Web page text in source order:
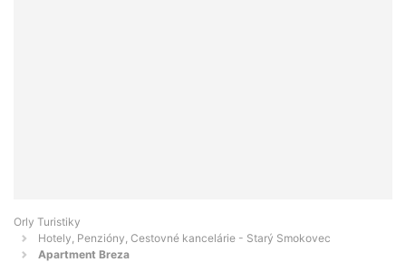
Orly Turistiky
Hotely, Penzióny, Cestovné kancelárie - Starý Smokovec
Apartment Breza